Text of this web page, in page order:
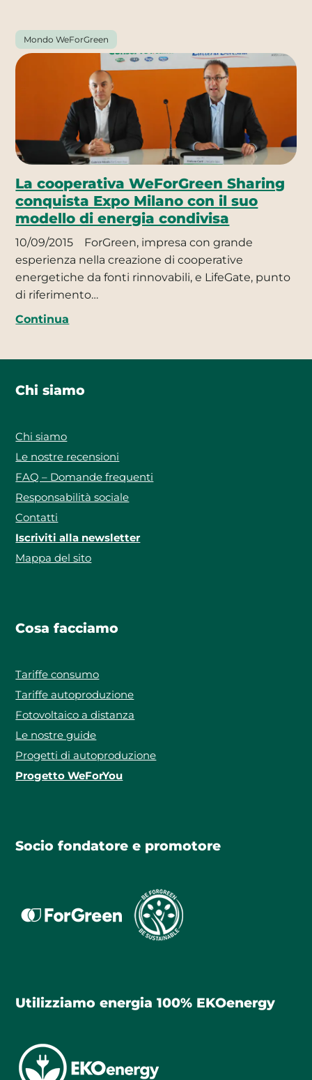
Mondo WeForGreen
La cooperativa WeForGreen Sharing
conquista Expo Milano con il suo
modello di energia condivisa
10/09/2015
ForGreen, impresa con grande
esperienza nella creazione di cooperative
energetiche da fonti rinnovabili, e LifeGate, punto
di riferimento…
Continua
Chi siamo
Chi siamo
Le nostre recensioni
FAQ – Domande frequenti
Responsabilità sociale
Contatti
Iscriviti alla newsletter
Mappa del sito
Cosa facciamo
Tariffe consumo
Tariffe autoproduzione
Fotovoltaico a distanza
Le nostre guide
Progetti di autoproduzione
Progetto WeForYou
Socio fondatore e promotore
Utilizziamo energia 100% EKOenergy